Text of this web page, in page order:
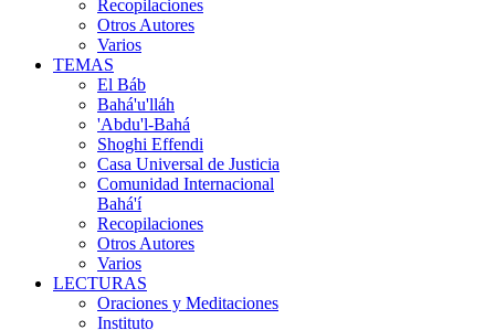
Recopilaciones
Otros Autores
Varios
TEMAS
El Báb
Bahá'u'lláh
'Abdu'l-Bahá
Shoghi Effendi
Casa Universal de Justicia
Comunidad Internacional
Bahá'í
Recopilaciones
Otros Autores
Varios
LECTURAS
Oraciones y Meditaciones
Instituto